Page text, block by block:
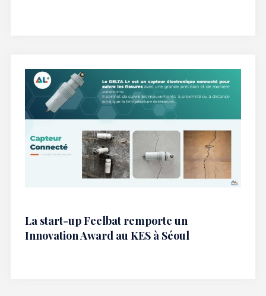
La start-up Feelbat remporte un
Innovation Award au KES à Séoul